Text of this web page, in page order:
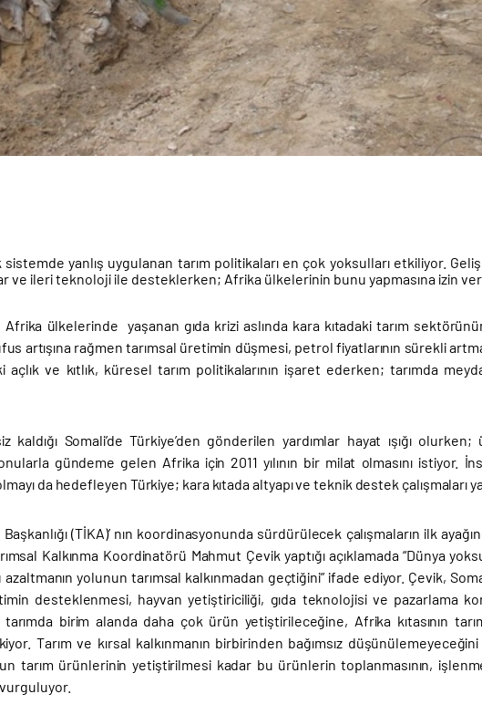
yanlış uygulanan tarım politikaları en çok yoksulları etkiliyor.
ve ileri teknoloji ile desteklerken; Afrika ülkelerinin bunu yapmasına izin
ülkelerinde yaşanan gıda krizi aslında kara kıtadaki tarım
artışına rağmen tarımsal üretimin düşmesi, petrol fiyatlarının sürekli
ve kıtlık, küresel tarım politikalarının işaret ederken; tarımda
kaldığı Somali’de Türkiye’den gönderilen yardımlar hayat ışığı olurken;
gündeme gelen Afrika için 2011 yılının bir milat olmasını istiyor.
olmayı da hedefleyen Türkiye; kara kıtada altyapı ve teknik destek çalışmaları
(TİKA)’ nın koordinasyonunda sürdürülecek çalışmaların ilk
Kalkınma Koordinatörü Mahmut Çevik yaptığı açıklamada “Dünya
azaltmanın yolunun tarımsal kalkınmadan geçtiğini” ifade ediyor. Çevik,
desteklenmesi, hayvan yetiştiriciliği, gıda teknolojisi ve pazarlama
tarımda birim alanda daha çok ürün yetiştirileceğine, Afrika kıtasının
Tarım ve kırsal kalkınmanın birbirinden bağımsız
tarım ürünlerinin yetiştirilmesi kadar bu ürünlerin toplanmasının,